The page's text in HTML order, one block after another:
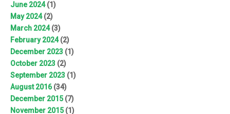
June 2024(1)
May 2024(2)
March 2024(3)
February 2024(2)
December 2023 (1)
October 2023 (2)
September 2023 (1)
August 2016(34)
December 2015(7)
November 2015(1)